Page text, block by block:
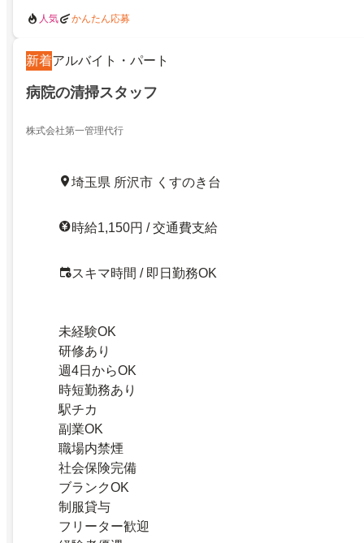
人気 かんたん応募
新着アルバイト・パート
病院の清掃スタッフ
株式会社第一管理代行
埼玉県 所沢市 くすのき台
時給1,150円 / 交通費支給
スキマ時間 / 即日勤務OK
未経験OK
研修あり
週4日からOK
時短勤務あり
駅チカ
副業OK
職場内禁煙
社会保険完備
ブランクOK
制服貸与
フリーター歓迎